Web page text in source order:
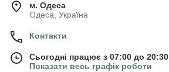
м. Одеса
Одеса, Україна
Контакти
Сьогодні працює з 07:00 до 20:30
Показати весь графік роботи